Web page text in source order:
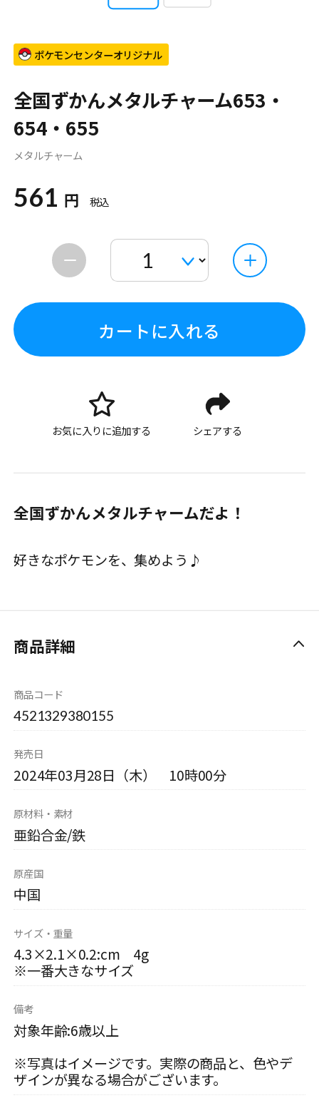
ポケモンセンターオリジナル
全国ずかんメタルチャーム653・
654・655
メタルチャーム
561 円 税込
カートに入れる
お気に入りに追加する シェアする
全国ずかんメタルチャームだよ！
好きなポケモンを、集めよう♪
商品詳細
商品コード
4521329380155
発売日
2024年03月28日（木） 10時00分
原材料・素材
亜鉛合金/鉄
原産国
中国
サイズ・重量
4.3×2.1×0.2:cm 4g
※一番大きなサイズ
備考
対象年齢:6歳以上
※写真はイメージです。実際の商品と、色やデ
ザインが異なる場合がございます。